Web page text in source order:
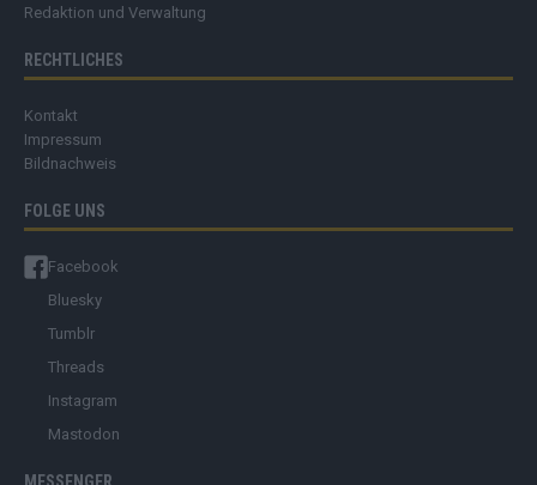
Redaktion und Verwaltung
RECHTLICHES
Kontakt
Impressum
Bildnachweis
FOLGE UNS
Facebook
Bluesky
Tumblr
Threads
Instagram
Mastodon